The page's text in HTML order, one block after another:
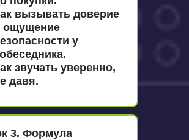
вызывать доверие
ощущение
у
звучать уверенно,
давя.
3. Формула